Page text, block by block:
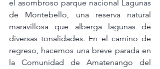
el asombroso parque nacional Lagunas
de Montebello, una reserva natural
maravillosa que alberga lagunas de
diversas tonalidades. En el camino de
regreso, hacemos una breve parada en
la Comunidad de Amatenango del